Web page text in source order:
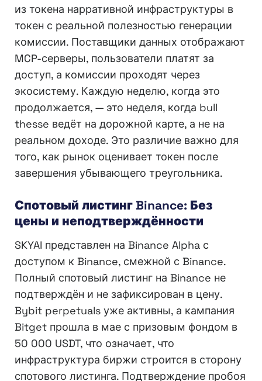
из токена нарративной инфраструктуры в
токен с реальной полезностью генерации
комиссии. Поставщики данных отображают
MCP-серверы, пользователи платят за
доступ, а комиссии проходят через
экосистему. Каждую неделю, когда это
продолжается, — это неделя, когда bull
thesse ведёт на дорожной карте, а не на
реальном доходе. Это различие важно для
того, как рынок оценивает токен после
завершения убывающего треугольника.
Спотовый листинг Binance: Без
цены и неподтверждённости
SKYAI представлен на Binance Alpha с
доступом к Binance, смежной с Binance.
Полный спотовый листинг на Binance не
подтверждён и не зафиксирован в цену.
Bybit perpetuals уже активны, а кампания
Bitget прошла в мае с призовым фондом в
50 000 USDT, что означает, что
инфраструктура биржи строится в сторону
спотового листинга. Подтверждение пробоя